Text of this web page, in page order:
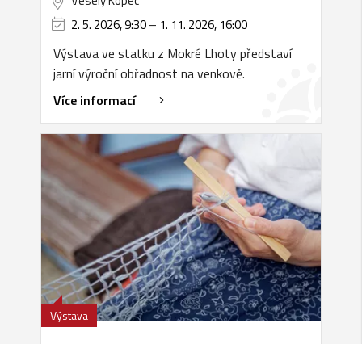
2. 5. 2026, 9:30– 1. 11. 2026, 16:00
Výstava ve statku z Mokré Lhoty představí
jarní výroční obřadnost na venkově.
Více informací
Výstava